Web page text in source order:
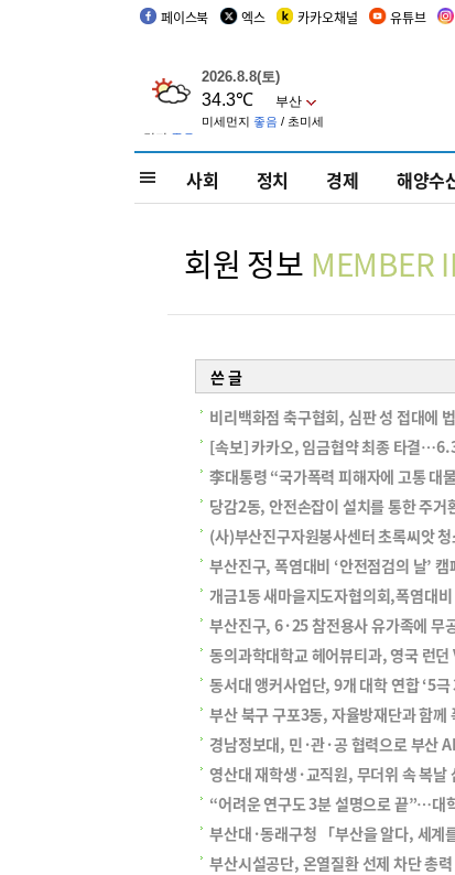
페이스북 엑스 카카오채널 유튜브
사회 정치 경제 해양수
회원 정보 MEMBER
쓴 글
비리백화점 축구협회, 심판 성 접대에
[속보] 카카오, 임금협약 최종 타결
李대통령 “국가폭력 피해자에 고통 대
당감2동, 안전손잡이 설치를 통한 주거
(사)부산진구자원봉사센터 초록씨앗
부산진구, 폭염대비 ‘안전점검의 날’ 캠
개금1동 새마을지도자협의회,폭염대
부산진구, 6·25 참전용사 유가족에 무
동의과학대학교 헤어뷰티과, 영국 런
동서대 앵커사업단, 9개 대학 연합 ‘5
부산 북구 구포3동, 자율방재단과 함께
경남정보대, 민·관·공 협력으로 부산
영산대 재학생·교직원, 무더위 속 복날
“어려운 연구도 3분 설명으로 끝”…대
부산대·동래구청 「부산을 알다, 세계
부산시설공단, 온열질환 선제 차단 총